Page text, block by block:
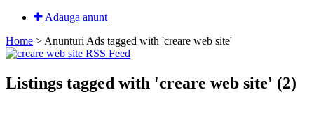
Adauga anunt
Home > Anunturi Ads tagged with 'creare web site'
Listings tagged with 'creare web site' (2)